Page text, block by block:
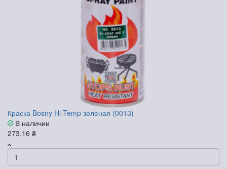
Краска Bosny Hi-Temp зеленая (0013)
В наличии
273.16 ₴